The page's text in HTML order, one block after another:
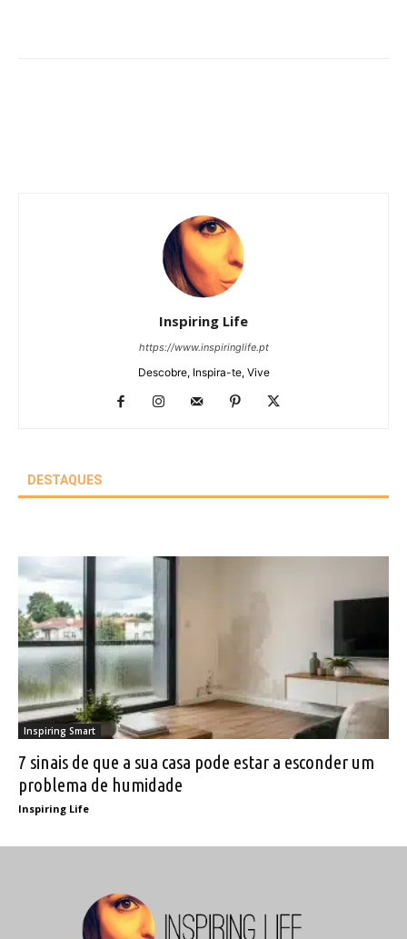
Inspiring Life
https://www.inspiringlife.pt
Descobre, Inspira-te, Vive
DESTAQUES
Inspiring Smart
7 sinais de que a sua casa pode estar a esconder um
problema de humidade
Inspiring Life